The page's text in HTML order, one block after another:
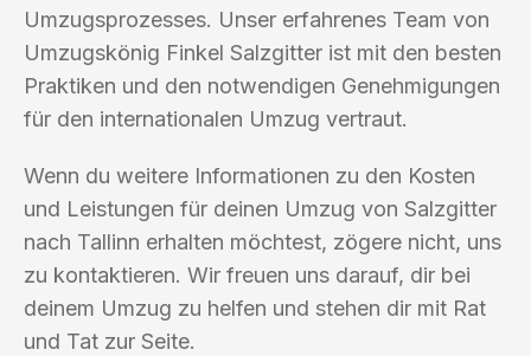
Umzugsprozesses. Unser erfahrenes Team von
Umzugskönig Finkel Salzgitter ist mit den besten
Praktiken und den notwendigen Genehmigungen
für den internationalen Umzug vertraut.
Wenn du weitere Informationen zu den Kosten
und Leistungen für deinen Umzug von Salzgitter
nach Tallinn erhalten möchtest, zögere nicht, uns
zu kontaktieren. Wir freuen uns darauf, dir bei
deinem Umzug zu helfen und stehen dir mit Rat
und Tat zur Seite.